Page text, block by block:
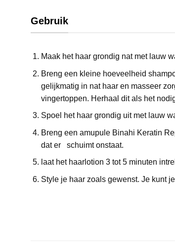
Gebruik
Maak het haar grondig nat met lauw
Breng een kleine hoeveelheid
gelijkmatig in nat haar en masseer
vingertoppen. Herhaal dit als het
Spoel het haar grondig uit met lauw
Breng een amupule Binahi Keratin
dat er schuimt onstaat.
laat het haarlotion 3 tot 5 minuten
Style je haar zoals gewenst. Je kunt